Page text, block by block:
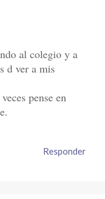
al colegio y a
d ver a mis
pense en
Responder